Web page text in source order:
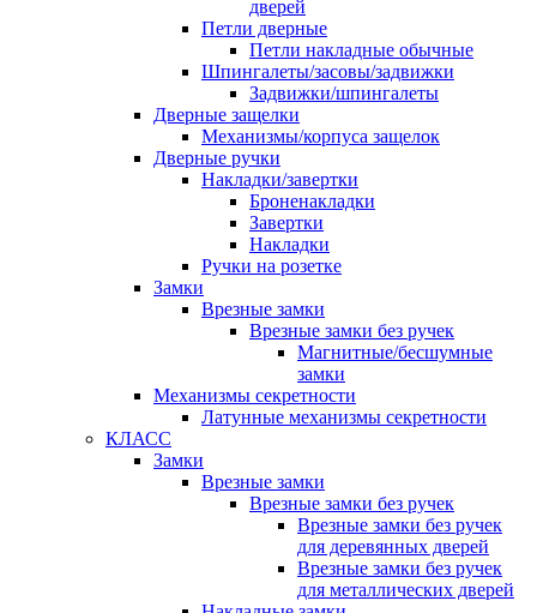
дверей
Петли дверные
Петли накладные обычные
Шпингалеты/засовы/задвижки
Задвижки/шпингалеты
Дверные защелки
Механизмы/корпуса защелок
Дверные ручки
Накладки/завертки
Броненакладки
Завертки
Накладки
Ручки на розетке
Замки
Врезные замки
Врезные замки без ручек
Магнитные/бесшумные
замки
Механизмы секретности
Латунные механизмы секретности
КЛАСС
Замки
Врезные замки
Врезные замки без ручек
Врезные замки без ручек
для деревянных дверей
Врезные замки без ручек
для металлических дверей